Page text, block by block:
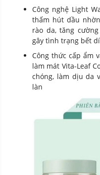
Công nghệ Light
thấm hút dầu
rào da, tăng
gây tình trạng bết
Công thức cấp ẩm
làm mát Vita-Leaf
chóng, làm dịu da